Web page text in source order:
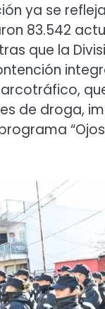
ya se
83.542
que la
de droga,